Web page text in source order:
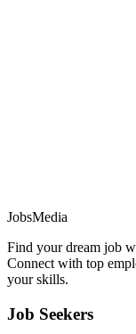
JobsMedia
Find your dream job
Connect with top
your skills.
Job Seekers